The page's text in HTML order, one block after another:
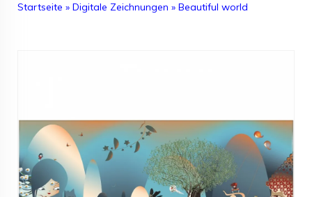
Startseite » Digitale Zeichnungen » Beautiful world